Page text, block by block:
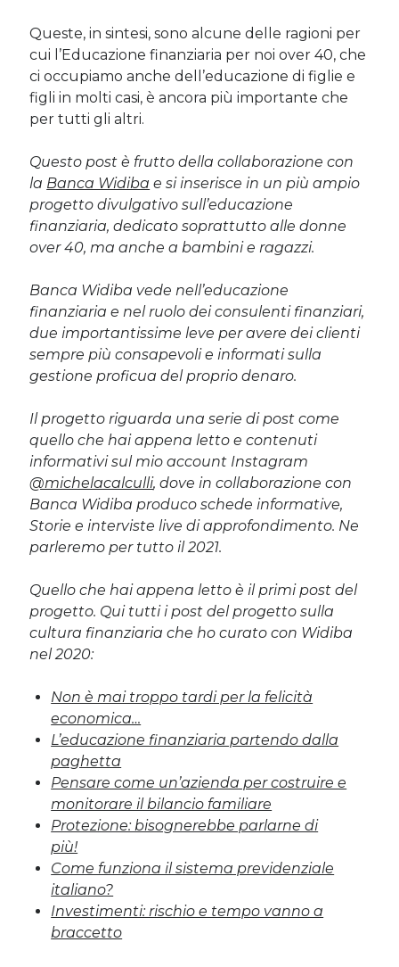
Queste, in sintesi, sono alcune delle ragioni per
cui l’Educazione finanziaria per noi over 40, che
ci occupiamo anche dell’educazione di figlie e
figli in molti casi, è ancora più importante che
per tutti gli altri.
Questo post è frutto della collaborazione con
la Banca Widiba e si inserisce in un più ampio
progetto divulgativo sull’educazione
finanziaria, dedicato soprattutto alle donne
over 40, ma anche a bambini e ragazzi.
Banca Widiba vede nell’educazione
finanziaria e nel ruolo dei consulenti finanziari,
due importantissime leve per avere dei clienti
sempre più consapevoli e informati sulla
gestione proficua del proprio denaro.
Il progetto riguarda una serie di post come
quello che hai appena letto e contenuti
informativi sul mio account Instagram
@michelacalculli, dove in collaborazione con
Banca Widiba produco schede informative,
Storie e interviste live di approfondimento. Ne
parleremo per tutto il 2021.
Quello che hai appena letto è il primi post del
progetto. Qui tutti i post del progetto sulla
cultura finanziaria che ho curato con Widiba
nel 2020:
Non è mai troppo tardi per la felicità
economica…
L’educazione finanziaria partendo dalla
paghetta
Pensare come un’azienda per costruire e
monitorare il bilancio familiare
Protezione: bisognerebbe parlarne di
più!
Come funziona il sistema previdenziale
italiano?
Investimenti: rischio e tempo vanno a
braccetto